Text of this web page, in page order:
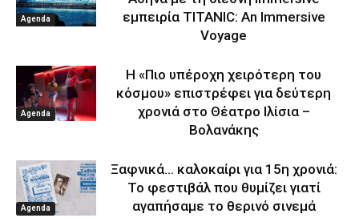
Agenda
εμπειρία TITANIC: An Immersive
Voyage
Agenda
Η «Πιο υπέροχη χειρότερη του
κόσμου» επιστρέφει για δεύτερη
χρονιά στο Θέατρο Ιλίσια –
Βολανάκης
Agenda
Ξαφνικά… καλοκαίρι για 15η χρονιά:
Το φεστιβάλ που θυμίζει γιατί
αγαπήσαμε το θερινό σινεμά